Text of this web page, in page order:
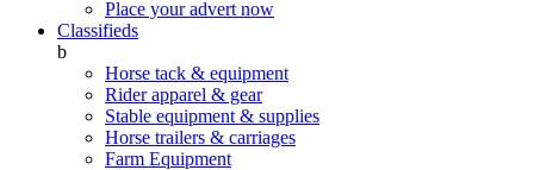
Place your advert now
Classifieds
b
Horse tack & equipment
Rider apparel & gear
Stable equipment & supplies
Horse trailers & carriages
Farm Equipment